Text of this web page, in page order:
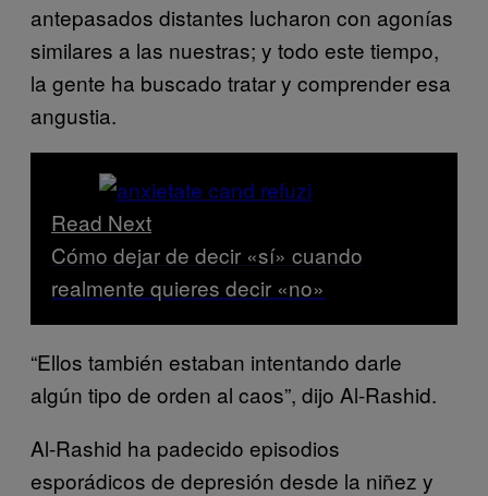
antepasados distantes lucharon con agonías
similares a las nuestras; y todo este tiempo,
la gente ha buscado tratar y comprender esa
angustia.
Read Next
Cómo dejar de decir «sí» cuando
realmente quieres decir «no»
“Ellos también estaban intentando darle
algún tipo de orden al caos”, dijo Al-Rashid.
Al-Rashid ha padecido episodios
esporádicos de depresión desde la niñez y